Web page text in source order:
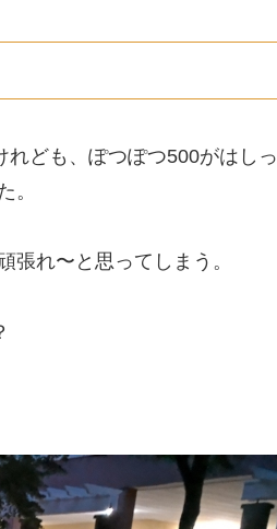
れども、ぽつぽつ500がはしっ
。
張れ〜と思ってしまう。